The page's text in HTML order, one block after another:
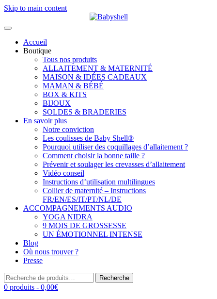
Skip to main content
Accueil
Boutique
Tous nos produits
ALLAITEMENT & MATERNITÉ
MAISON & IDÉES CADEAUX
MAMAN & BÉBÉ
BOX & KITS
BIJOUX
SOLDES & BRADERIES
En savoir plus
Notre conviction
Les coulisses de Baby Shell®
Pourquoi utiliser des coquillages d’allaitement ?
Comment choisir la bonne taille ?
Prévenir et soulager les crevasses d’allaitement
Vidéo conseil
Instructions d’utilisation multilingues
Collier de maternité – Instructions
FR/EN/ES/IT/PT/NL/DE
ACCOMPAGNEMENTS AUDIO
YOGA NIDRA
9 MOIS DE GROSSESSE
UN ÉMOTIONNEL INTENSE
Blog
Où nous trouver ?
Presse
Recherche
pour :
Recherche
0 produits - 0,00€